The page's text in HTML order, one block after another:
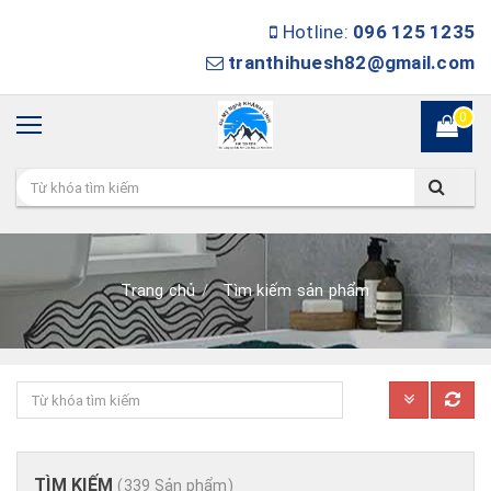
Hotline: 096 125 1235
tranthihuesh82@gmail.com
0
Trang chủ Tìm kiếm sản phẩm
TÌM KIẾM (339 Sản phẩm)